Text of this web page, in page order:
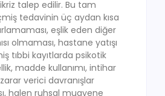
talep edilir. Bu tam
tedavinin üç aydan kısa
eşlik eden diğer
olmaması, hastane yatışı
tıbbi kayıtlarda psikotik
madde kullanımı, intihar
verici davranışlar
halen ruhsal muayene